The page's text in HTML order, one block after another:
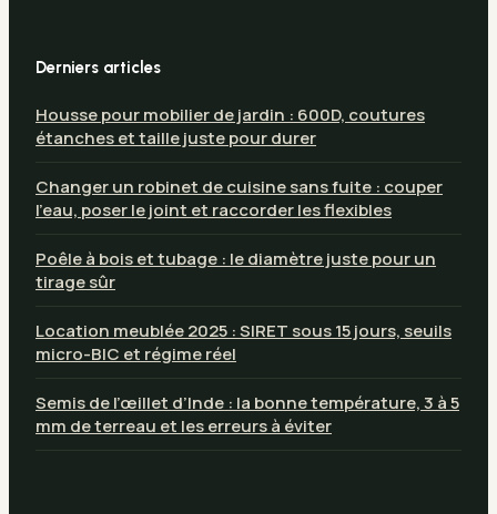
Derniers articles
Housse pour mobilier de jardin : 600D, coutures
étanches et taille juste pour durer
Changer un robinet de cuisine sans fuite : couper
l’eau, poser le joint et raccorder les flexibles
Poêle à bois et tubage : le diamètre juste pour un
tirage sûr
Location meublée 2025 : SIRET sous 15 jours, seuils
micro-BIC et régime réel
Semis de l’œillet d’Inde : la bonne température, 3 à 5
mm de terreau et les erreurs à éviter